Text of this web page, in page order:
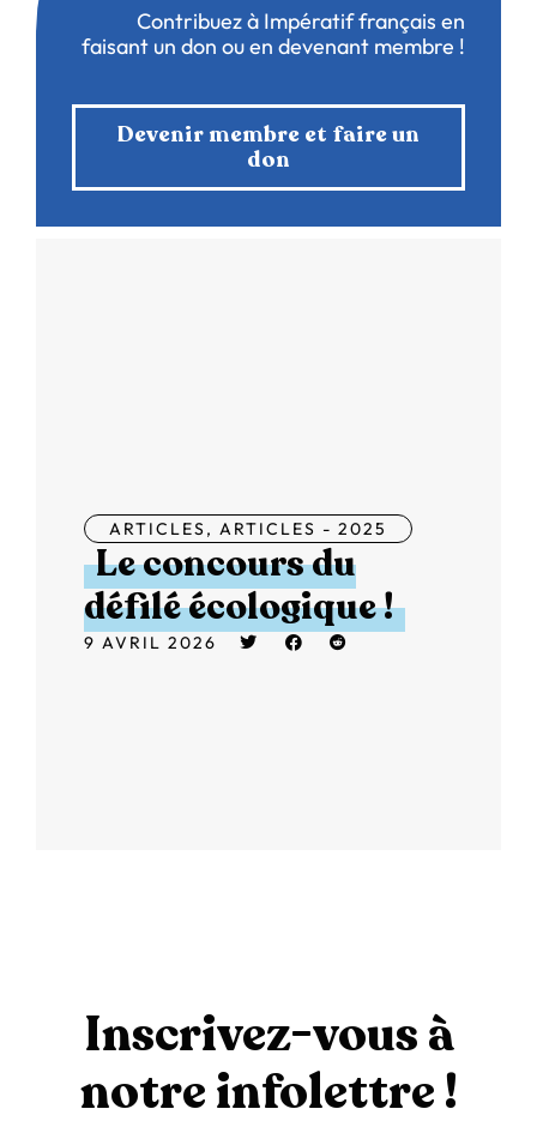
Contribuez à Impératif français en
faisant un don ou en devenant membre !
Devenir membre et faire un
don
ARTICLES, ARTICLES - 2025
Le concours du
défilé écologique !
9 AVRIL 2026
Inscrivez-vous à
notre infolettre !